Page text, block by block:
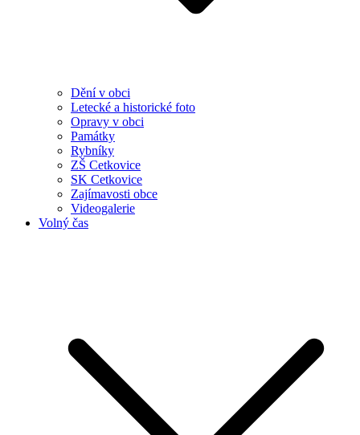
Dění v obci
Letecké a historické foto
Opravy v obci
Památky
Rybníky
ZŠ Cetkovice
SK Cetkovice
Zajímavosti obce
Videogalerie
Volný čas